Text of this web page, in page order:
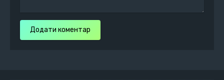
Додати коментар